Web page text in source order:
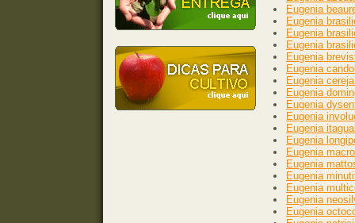
Eugenia
Eugenia
Eugenia
Eugenia
Eugenia
Eugenia
Eugenia
Eugenia
Eugenia
Eugenia
Eugenia
Eugenia
Eugenia
Eugenia
Eugenia
Eugenia
Eugenia
Eugenia